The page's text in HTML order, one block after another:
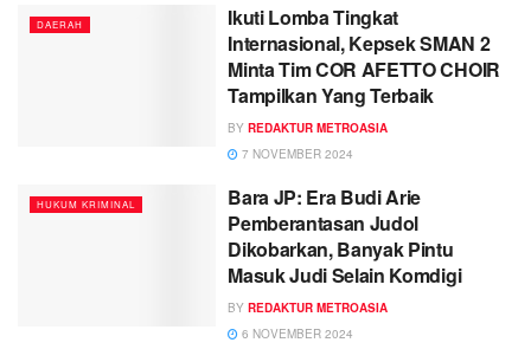
DAERAH
Ikuti Lomba Tingkat
Internasional, Kepsek SMAN 2
Minta Tim COR AFETTO CHOIR
Tampilkan Yang Terbaik
BY REDAKTUR METROASIA
7 NOVEMBER 2024
HUKUM KRIMINAL
Bara JP: Era Budi Arie
Pemberantasan Judol
Dikobarkan, Banyak Pintu
Masuk Judi Selain Komdigi
BY REDAKTUR METROASIA
6 NOVEMBER 2024